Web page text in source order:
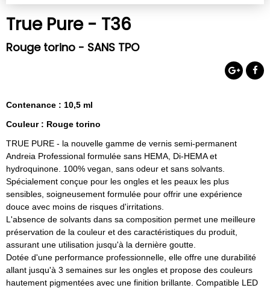
True Pure - T36
Rouge torino - SANS TPO
Contenance : 10,5 ml
Couleur : Rouge torino
TRUE PURE - la nouvelle gamme de vernis semi-permanent
Andreia Professional formulée sans HEMA, Di-HEMA et
hydroquinone. 100% vegan, sans odeur et sans solvants.
Spécialement conçue pour les ongles et les peaux les plus
sensibles, soigneusement formulée pour offrir une expérience
douce avec moins de risques d'irritations.
L'absence de solvants dans sa composition permet une meilleure
préservation de la couleur et des caractéristiques du produit,
assurant une utilisation jusqu'à la dernière goutte.
Dotée d'une performance professionnelle, elle offre une durabilité
allant jusqu'à 3 semaines sur les ongles et propose des couleurs
hautement pigmentées avec une finition brillante. Compatible LED